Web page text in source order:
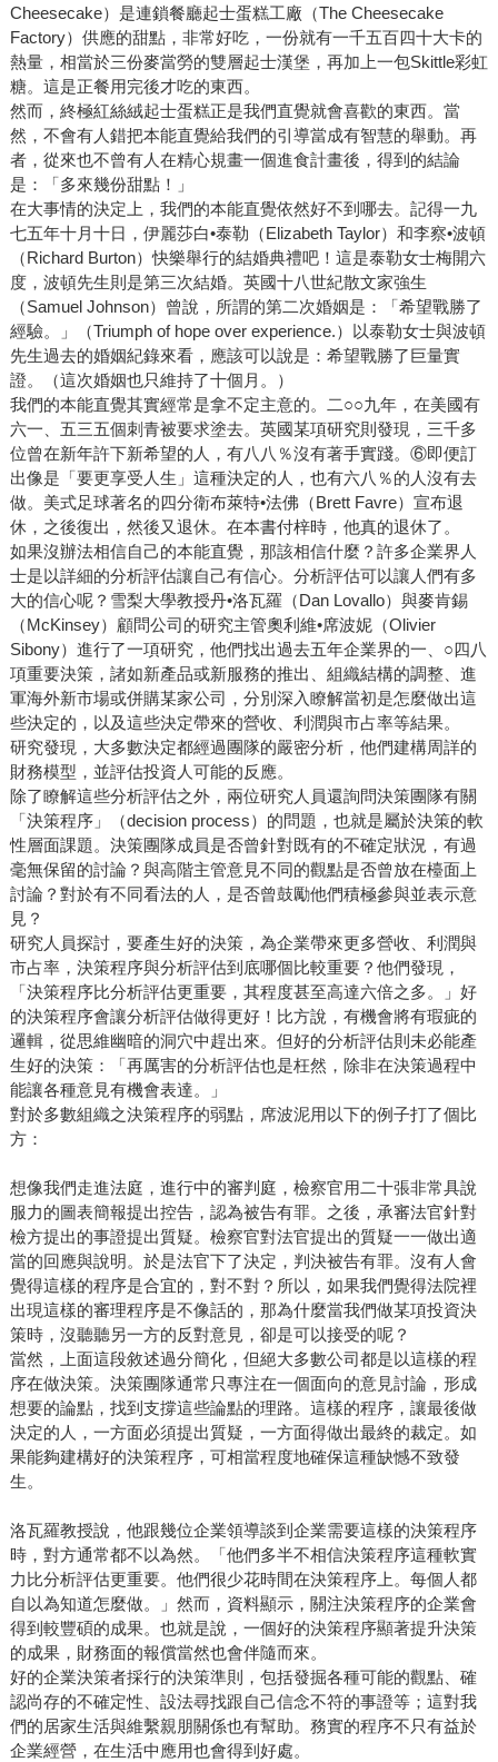
Cheesecake）是連鎖餐廳起士蛋糕工廠（The Cheesecake
Factory）供應的甜點，非常好吃，一份就有一千五百四十大卡的
熱量，相當於三份麥當勞的雙層起士漢堡，再加上一包Skittle彩虹
糖。這是正餐用完後才吃的東西。
然而，終極紅絲絨起士蛋糕正是我們直覺就會喜歡的東西。當
然，不會有人錯把本能直覺給我們的引導當成有智慧的舉動。再
者，從來也不曾有人在精心規畫一個進食計畫後，得到的結論
是：「多來幾份甜點！」
在大事情的決定上，我們的本能直覺依然好不到哪去。記得一九
七五年十月十日，伊麗莎白•泰勒（Elizabeth Taylor）和李察•波頓
（Richard Burton）快樂舉行的結婚典禮吧！這是泰勒女士梅開六
度，波頓先生則是第三次結婚。英國十八世紀散文家強生
（Samuel Johnson）曾說，所謂的第二次婚姻是：「希望戰勝了
經驗。」（Triumph of hope over experience.）以泰勒女士與波頓
先生過去的婚姻紀錄來看，應該可以說是：希望戰勝了巨量實
證。（這次婚姻也只維持了十個月。）
我們的本能直覺其實經常是拿不定主意的。二○○九年，在美國有
六一、五三五個刺青被要求塗去。英國某項研究則發現，三千多
位曾在新年許下新希望的人，有八八％沒有著手實踐。⑥即便訂
出像是「要更享受人生」這種決定的人，也有六八％的人沒有去
做。美式足球著名的四分衛布萊特•法佛（Brett Favre）宣布退
休，之後復出，然後又退休。在本書付梓時，他真的退休了。
如果沒辦法相信自己的本能直覺，那該相信什麼？許多企業界人
士是以詳細的分析評估讓自己有信心。分析評估可以讓人們有多
大的信心呢？雪梨大學教授丹•洛瓦羅（Dan Lovallo）與麥肯錫
（McKinsey）顧問公司的研究主管奧利維•席波妮（Olivier
Sibony）進行了一項研究，他們找出過去五年企業界的一、○四八
項重要決策，諸如新產品或新服務的推出、組織結構的調整、進
軍海外新市場或併購某家公司，分別深入瞭解當初是怎麼做出這
些決定的，以及這些決定帶來的營收、利潤與市占率等結果。
研究發現，大多數決定都經過團隊的嚴密分析，他們建構周詳的
財務模型，並評估投資人可能的反應。
除了瞭解這些分析評估之外，兩位研究人員還詢問決策團隊有關
「決策程序」（decision process）的問題，也就是屬於決策的軟
性層面課題。決策團隊成員是否曾針對既有的不確定狀況，有過
毫無保留的討論？與高階主管意見不同的觀點是否曾放在檯面上
討論？對於有不同看法的人，是否曾鼓勵他們積極參與並表示意
見？
研究人員探討，要產生好的決策，為企業帶來更多營收、利潤與
市占率，決策程序與分析評估到底哪個比較重要？他們發現，
「決策程序比分析評估更重要，其程度甚至高達六倍之多。」好
的決策程序會讓分析評估做得更好！比方說，有機會將有瑕疵的
邏輯，從思維幽暗的洞穴中趕出來。但好的分析評估則未必能產
生好的決策：「再厲害的分析評估也是枉然，除非在決策過程中
能讓各種意見有機會表達。」
對於多數組織之決策程序的弱點，席波泥用以下的例子打了個比
方：
想像我們走進法庭，進行中的審判庭，檢察官用二十張非常具說
服力的圖表簡報提出控告，認為被告有罪。之後，承審法官針對
檢方提出的事證提出質疑。檢察官對法官提出的質疑一一做出適
當的回應與說明。於是法官下了決定，判決被告有罪。沒有人會
覺得這樣的程序是合宜的，對不對？所以，如果我們覺得法院裡
出現這樣的審理程序是不像話的，那為什麼當我們做某項投資決
策時，沒聽聽另一方的反對意見，卻是可以接受的呢？
當然，上面這段敘述過分簡化，但絕大多數公司都是以這樣的程
序在做決策。決策團隊通常只專注在一個面向的意見討論，形成
想要的論點，找到支撐這些論點的理路。這樣的程序，讓最後做
決定的人，一方面必須提出質疑，一方面得做出最終的裁定。如
果能夠建構好的決策程序，可相當程度地確保這種缺憾不致發
生。
洛瓦羅教授說，他跟幾位企業領導談到企業需要這樣的決策程序
時，對方通常都不以為然。「他們多半不相信決策程序這種軟實
力比分析評估更重要。他們很少花時間在決策程序上。每個人都
自以為知道怎麼做。」然而，資料顯示，關注決策程序的企業會
得到較豐碩的成果。也就是說，一個好的決策程序顯著提升決策
的成果，財務面的報償當然也會伴隨而來。
好的企業決策者採行的決策準則，包括發掘各種可能的觀點、確
認尚存的不確定性、設法尋找跟自己信念不符的事證等；這對我
們的居家生活與維繫親朋關係也有幫助。務實的程序不只有益於
企業經營，在生活中應用也會得到好處。